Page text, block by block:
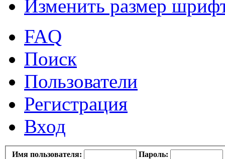
Изменить размер
FAQ
Поиск
Пользователи
Регистрация
Вход
Имя пользователя: Пароль: